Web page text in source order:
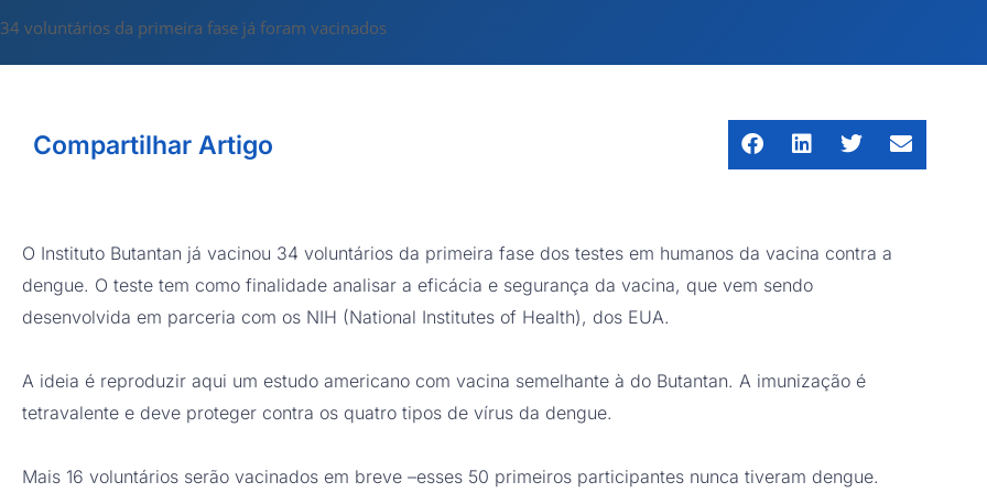
34 voluntários da primeira fase já foram vacinados
Compartilhar Artigo
O Instituto Butantan já vacinou 34 voluntários da primeira fase dos testes em humanos da vacina contra a
dengue. O teste tem como finalidade analisar a eficácia e segurança da vacina, que vem sendo
desenvolvida em parceria com os NIH (National Institutes of Health), dos EUA.
A ideia é reproduzir aqui um estudo americano com vacina semelhante à do Butantan. A imunização é
tetravalente e deve proteger contra os quatro tipos de vírus da dengue.
Mais 16 voluntários serão vacinados em breve –esses 50 primeiros participantes nunca tiveram dengue.